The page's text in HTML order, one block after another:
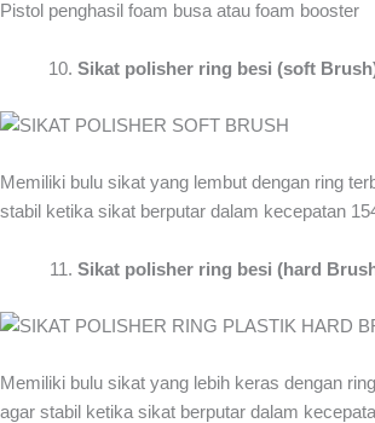
Pistol penghasil foam busa atau foam booster
Sikat polisher ring besi (soft
Memiliki bulu sikat yang lembut dengan ring
stabil ketika sikat berputar dalam kecepatan
Sikat polisher ring besi (hard
Memiliki bulu sikat yang lebih keras dengan
agar stabil ketika sikat berputar dalam